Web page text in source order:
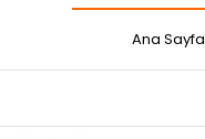
Ana Sayfa